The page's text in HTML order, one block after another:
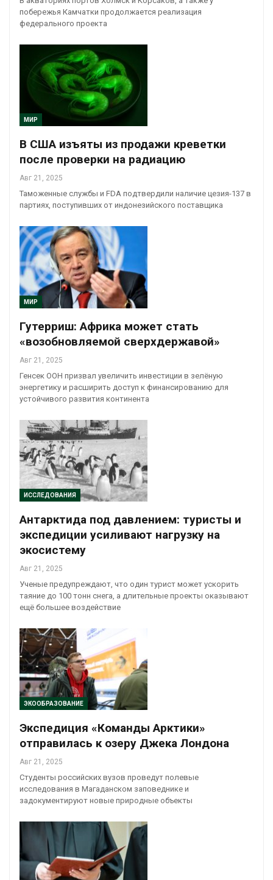
побережья Камчатки продолжается реализация
федерального проекта
МИР
В США изъяты из продажи креветки
после проверки на радиацию
Авг 21, 2025
Таможенные службы и FDA подтвердили наличие цезия-137 в
партиях, поступивших от индонезийского поставщика
МИР
Гутерриш: Африка может стать
«возобновляемой сверхдержавой»
Авг 21, 2025
Генсек ООН призвал увеличить инвестиции в зелёную
энергетику и расширить доступ к финансированию для
устойчивого развития континента
ИССЛЕДОВАНИЯ
Антарктида под давлением: туристы и
экспедиции усиливают нагрузку на
экосистему
Авг 21, 2025
Ученые предупреждают, что один турист может ускорить
таяние до 100 тонн снега, а длительные проекты оказывают
ещё большее воздействие
ЭКООБРАЗОВАНИЕ
Экспедиция «Команды Арктики»
отправилась к озеру Джека Лондона
Авг 21, 2025
Студенты российских вузов проведут полевые
исследования в Магаданском заповеднике и
задокументируют новые природные объекты